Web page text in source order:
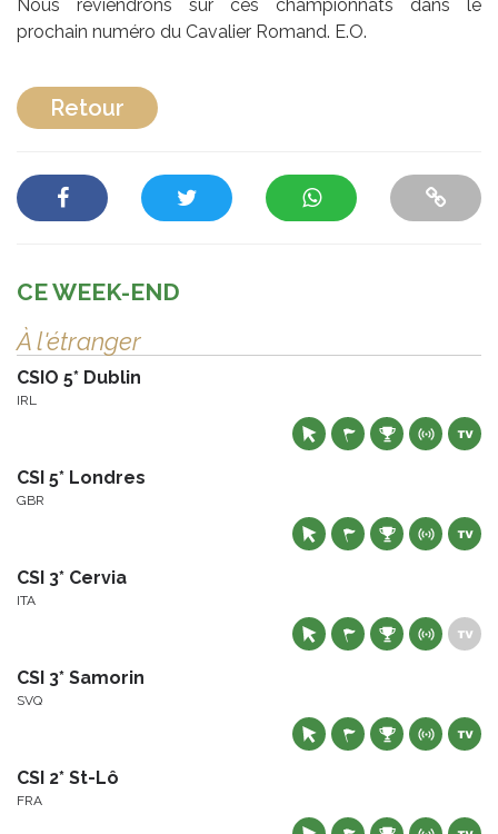
Nous reviendrons sur ces championnats dans le
prochain numéro du Cavalier Romand. E.O.
Retour
CE WEEK-END
À l'étranger
CSIO 5* Dublin
IRL
CSI 5* Londres
GBR
CSI 3* Cervia
ITA
CSI 3* Samorin
SVQ
CSI 2* St-Lô
FRA